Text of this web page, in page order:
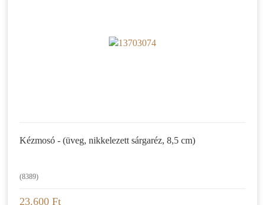
Kézmosó - (üveg, nikkelezett sárgaréz, 8,5 cm)
(8389)
23.600 Ft